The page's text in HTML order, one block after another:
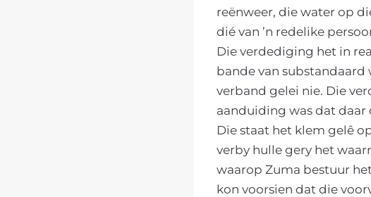
reënweer, die water op
dié van ’n redelike
Die verdediging het in
bande van substandaard
verband gelei nie. Die
aanduiding was dat daar
Die staat het klem gelê
verby hulle gery het
waarop Zuma bestuur
kon voorsien dat die